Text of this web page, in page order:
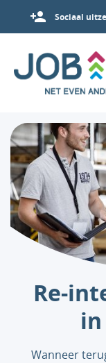
Sociaal
Re-
Wanneer